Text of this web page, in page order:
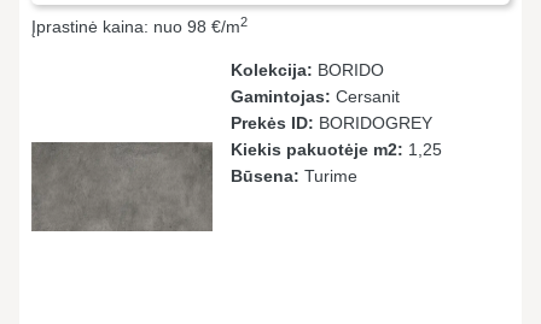
Įprastinė kaina: nuo 98 €/m2
Kolekcija: BORIDO
Gamintojas: Cersanit
Prekės ID: BORIDOGREY
Kiekis pakuotėje m2: 1,25
Būsena: Turime